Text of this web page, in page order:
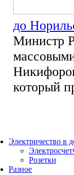
до
Министр
который
Электричество в
Розетки
Разное